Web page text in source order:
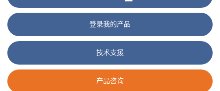
登录我的产品
技术支援
产品咨询